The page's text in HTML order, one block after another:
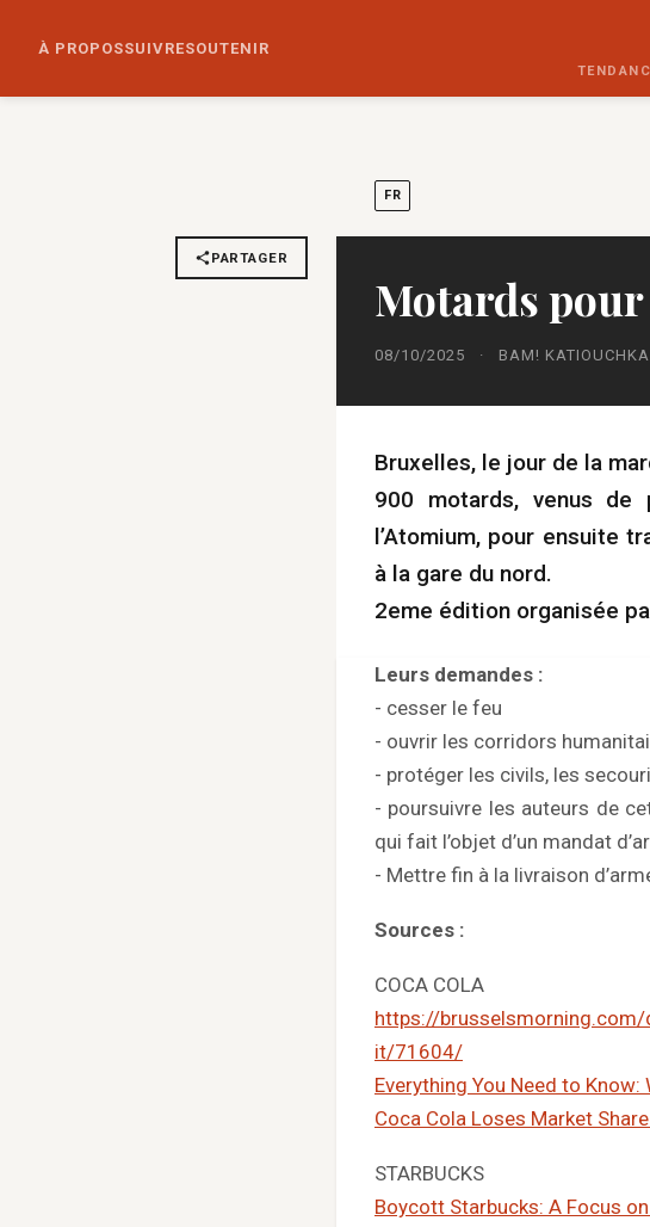
À PROPOSSUIVRESOUTENIR
FR
PARTAGER
Motards
08/10/2025 · BAM! KATIOUCHKA
Bruxelles, le jour de la
900 motards, venus de
l’Atomium, pour ensuite
à la gare du nord.
2eme édition organisée
Leurs demandes :
- cesser le feu
- ouvrir les corridors
- protéger les civils, les
- poursuivre les auteurs de
qui fait l’objet d’un mandat
- Mettre fin à la livraison
Sources :
COCA COLA
https://
it/71604/
Everything You Need to
Coca Cola Loses Market
STARBUCKS
Boycott Starbucks: A Focus